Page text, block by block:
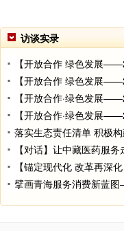
访谈实录
【对话】让中藏医药服
【锚定现代化 改革再深